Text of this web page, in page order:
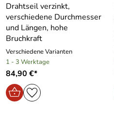
Drahtseil verzinkt,
verschiedene Durchmesser
und Längen, hohe
Bruchkraft
Verschiedene Varianten
1 - 3 Werktage
84,90 €*